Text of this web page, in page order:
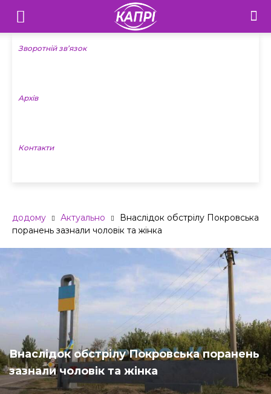
Телебачення
«Капрі»
Новини
Зворотній зв’язок
Архів
Контакти
додому Актуально
Внаслідок обстрілу Покровська
поранень зазнали чоловік та жінка
Внаслідок обстрілу Покровська поранень
зазнали чоловік та жінка